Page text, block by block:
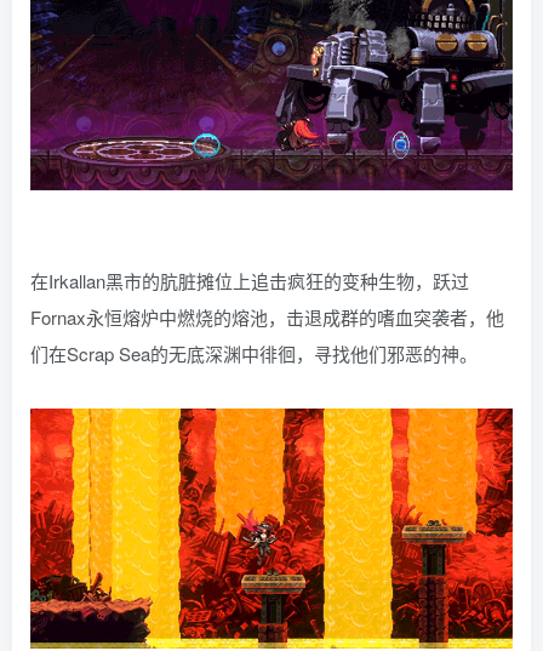
在Irkallan黑市的肮脏摊位上追击疯狂的变种生物，跃过
Fornax永恒熔炉中燃烧的熔池，击退成群的嗜血突袭者，他
们在Scrap Sea的无底深渊中徘徊，寻找他们邪恶的神。